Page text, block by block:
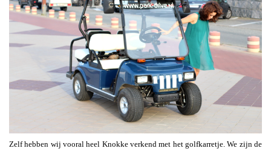
Zelf hebben wij vooral heel Knokke verkend met het golfkarretje. We zijn de